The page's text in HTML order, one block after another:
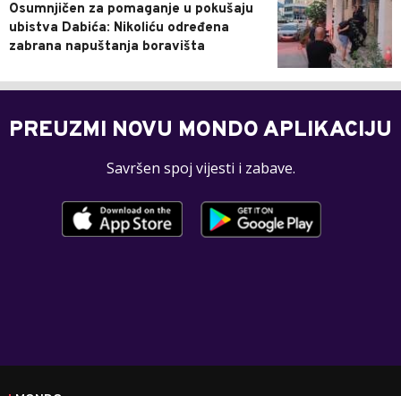
Osumnjičen za pomaganje u pokušaju
ubistva Dabića: Nikoliću određena
zabrana napuštanja boravišta
PREUZMI NOVU MONDO APLIKACIJU
Savršen spoj vijesti i zabave.